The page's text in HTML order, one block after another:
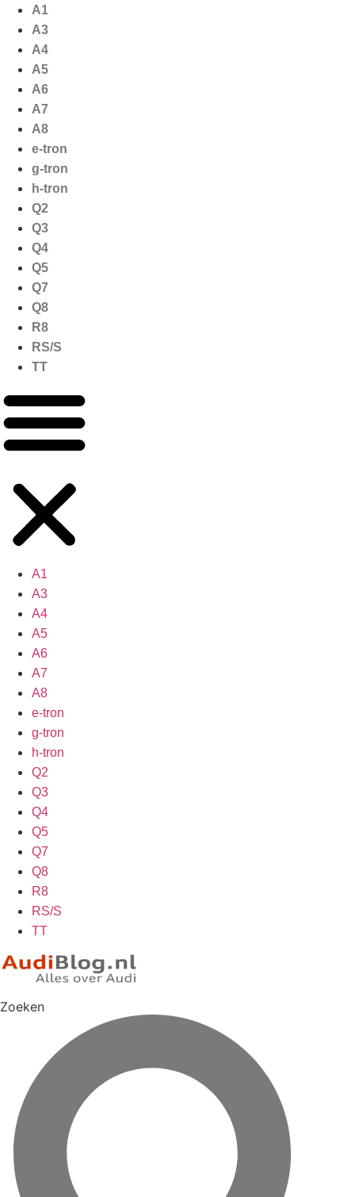
naar
inhoud
A1
A3
A4
A5
A6
A7
A8
e-tron
g-tron
h-tron
Q2
Q3
Q4
Q5
Q7
Q8
R8
RS/S
TT
A1
A3
A4
A5
A6
A7
A8
e-tron
g-tron
h-tron
Q2
Q3
Q4
Q5
Q7
Q8
R8
RS/S
TT
Zoeken